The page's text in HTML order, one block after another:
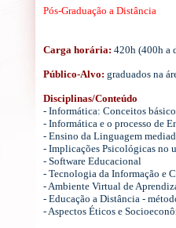
Pós-Graduação a Distância
Carga horária: 420h (400h a
Público-Alvo: graduados na
Disciplinas/Conteúdo
- Informática: Conceitos
- Informática e o processo de E
- Ensino da Linguagem
- Implicações Psicológicas no
- Software Educacional
- Tecnologia da Informação e
- Ambiente Virtual de A
- Educação a Distância -
- Aspectos Éticos e S